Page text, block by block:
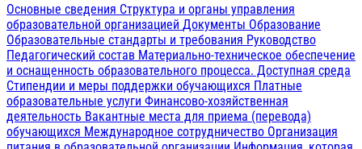
Основные сведения Структура и органы управления
образовательной организацией Документы Образование
Образовательные стандарты и требования Руководство
Педагогический состав Материально-техническое обеспечение
и оснащенность образовательного процесса. Доступная среда
Стипендии и меры поддержки обучающихся Платные
образовательные услуги Финансово-хозяйственная
деятельность Вакантные места для приема (перевода)
обучающихся Международное сотрудничество Организация